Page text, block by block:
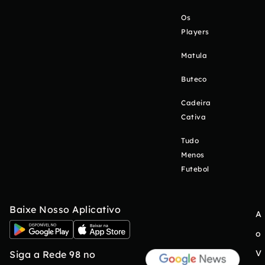
Os
Players
Matula
Buteco
Cadeira
Cativa
Tudo
Menos
Futebol
Baixe Nosso Aplicativo
Siga a Rede 98 no
A
o
V